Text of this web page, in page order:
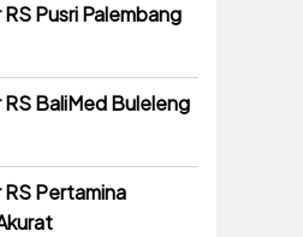
Pusri Palembang
BaliMed Buleleng
Pertamina